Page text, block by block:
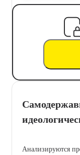
Анализируются